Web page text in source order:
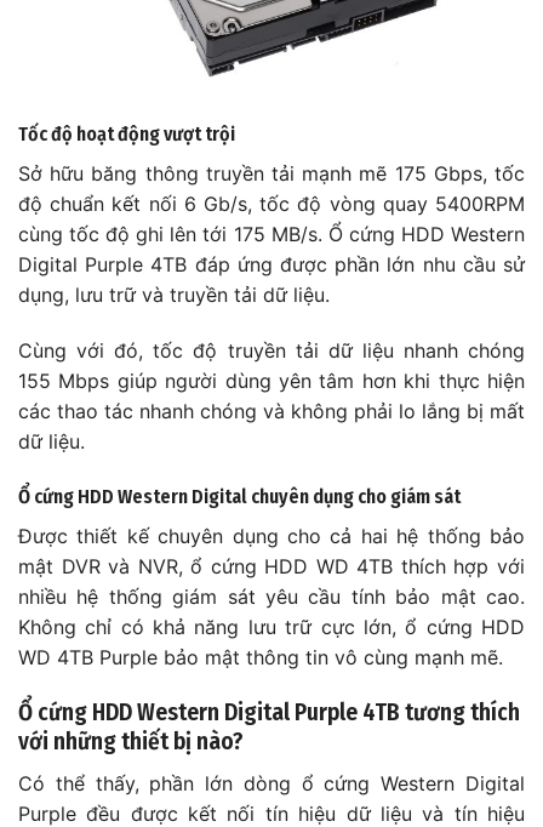
Tốc độ hoạt động vượt trội
Sở hữu băng thông truyền tải mạnh mẽ 175 Gbps, tốc
độ chuẩn kết nối 6 Gb/s, tốc độ vòng quay 5400RPM
cùng tốc độ ghi lên tới 175 MB/s. Ổ cứng HDD Western
Digital Purple 4TB đáp ứng được phần lớn nhu cầu sử
dụng, lưu trữ và truyền tải dữ liệu.
Cùng với đó, tốc độ truyền tải dữ liệu nhanh chóng
155 Mbps giúp người dùng yên tâm hơn khi thực hiện
các thao tác nhanh chóng và không phải lo lắng bị mất
dữ liệu.
Ổ cứng HDD Western Digital chuyên dụng cho giám sát
Được thiết kế chuyên dụng cho cả hai hệ thống bảo
mật DVR và NVR, ổ cứng HDD WD 4TB thích hợp với
nhiều hệ thống giám sát yêu cầu tính bảo mật cao.
Không chỉ có khả năng lưu trữ cực lớn, ổ cứng HDD
WD 4TB Purple bảo mật thông tin vô cùng mạnh mẽ.
Ổ cứng HDD Western Digital Purple 4TB tương thích
với những thiết bị nào?
Có thể thấy, phần lớn dòng ổ cứng Western Digital
Purple đều được kết nối tín hiệu dữ liệu và tín hiệu